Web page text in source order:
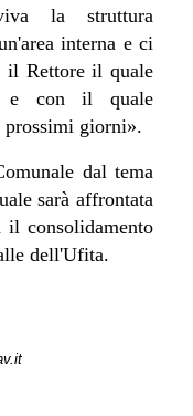
la struttura
interna e ci
il Rettore il quale
e con il quale
prossimi giorni».
dal tema
sarà affrontata
il consolidamento
dell'Ufita.